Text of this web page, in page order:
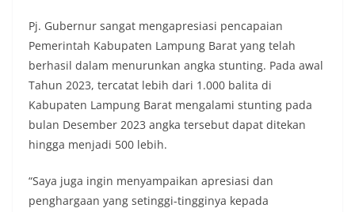
Pj. Gubernur sangat mengapresiasi pencapaian
Pemerintah Kabupaten Lampung Barat yang telah
berhasil dalam menurunkan angka stunting. Pada awal
Tahun 2023, tercatat lebih dari 1.000 balita di
Kabupaten Lampung Barat mengalami stunting pada
bulan Desember 2023 angka tersebut dapat ditekan
hingga menjadi 500 lebih.
“Saya juga ingin menyampaikan apresiasi dan
penghargaan yang setinggi-tingginya kepada